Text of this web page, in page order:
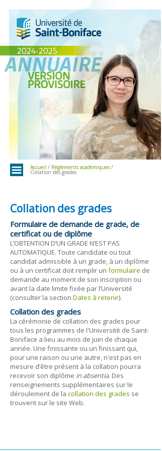
Menu Accueil / Règlements académiques /
Collation des grades
Collation des grades
Formulaire de demande de grade, de
certificat ou de diplôme
L’OBTENTION D’UN GRADE N’EST PAS
AUTOMATIQUE. Toute candidate ou tout
candidat admissible à un grade, à un diplôme
ou à un certificat doit remplir un formulaire de
demande au moment de son inscription ou
avant la date limite fixée par l’Université
(consulter la section Dates à retenir).
Collation des grades
La cérémonie de collation des grades pour
tous les programmes de l'Université de Saint-
Boniface a lieu au mois de juin de chaque
année. Une finissante ou un finissant qui,
pour une raison ou une autre, n'est pas en
mesure d’être présent à la collation pourra
recevoir son diplôme in absentia. Des
renseignements supplémentaires sur le
déroulement de la collation des grades se
trouvent sur le site Web.